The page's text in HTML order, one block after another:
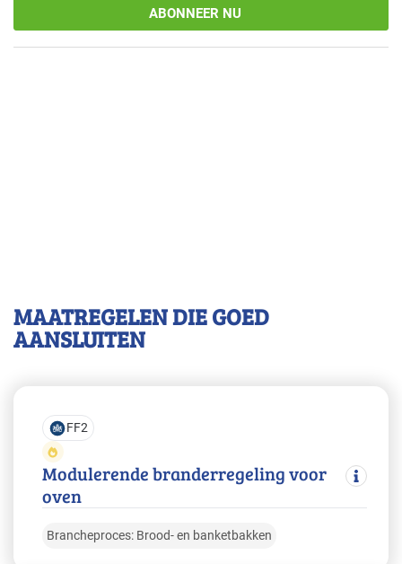
ABONNEER NU
MAATREGELEN DIE GOED
AANSLUITEN
Modulerende branderregeling voor
oven
Brancheproces: Brood- en banketbakken
FF2